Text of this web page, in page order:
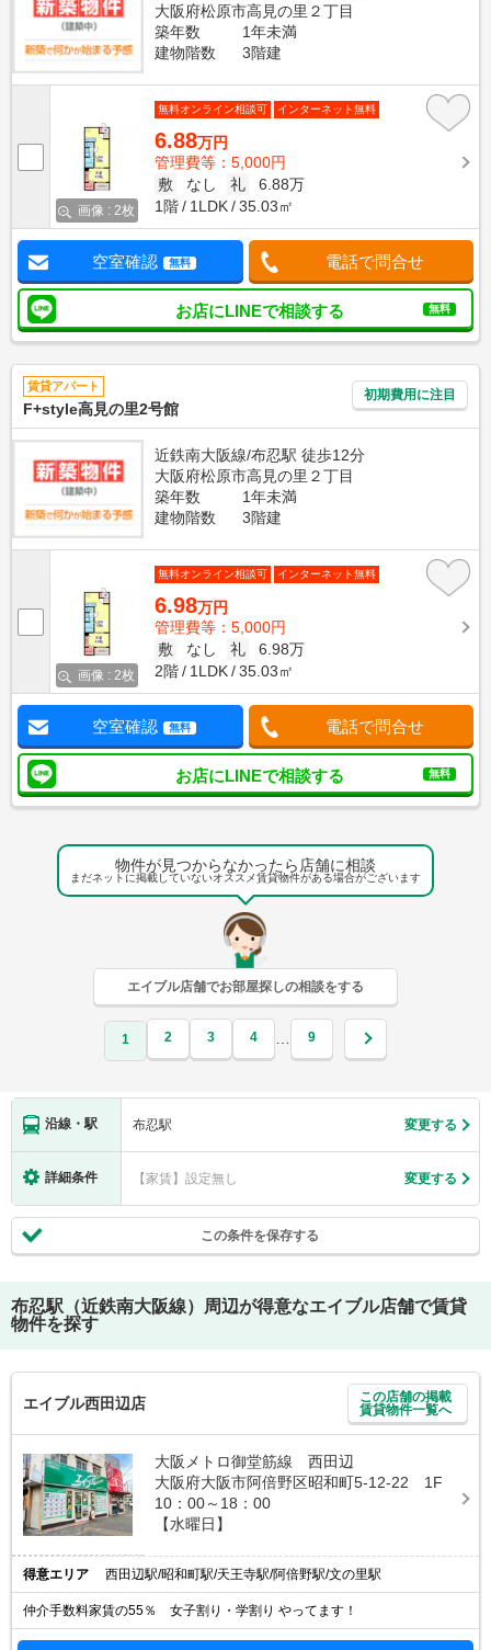
大阪府松原市高見の里２丁目
築年数
1年未満
建物階数
3階建
画像 : 2枚
無料オンライン相談可 インターネット無料
6.88万円
管理費等：5,000円
敷
なし 礼
6.88万
1階
1LDK 35.03㎡
空室確認 無料 電話で問合せ
お店にLINEで相談する 無料
賃貸アパート
F+style高見の里2号館
初期費用に注目
近鉄南大阪線/布忍駅 徒歩12分
大阪府松原市高見の里２丁目
築年数
1年未満
建物階数
3階建
画像 : 2枚
無料オンライン相談可 インターネット無料
6.98万円
管理費等：5,000円
敷
なし 礼
6.98万
2階
1LDK 35.03㎡
空室確認 無料 電話で問合せ
お店にLINEで相談する 無料
物件が見つからなかったら店舗に相談
まだネットに掲載していないオススメ賃貸物件がある場合がございます
エイブル店舗でお部屋探しの相談をする
1 2 3 4 … 9
沿線・駅 布忍駅 変更する
詳細条件 【家賃】設定無し 変更する
この条件を保存する
布忍駅（近鉄南大阪線）
周辺が得意なエイブル店舗で賃貸
物件を探す
エイブル西田辺店
この店舗の掲載
賃貸物件一覧へ
大阪メトロ御堂筋線 西田辺
大阪府大阪市阿倍野区昭和町5-12-22 1F
10：00～18：00
【水曜日】
得意エリア 西田辺駅/昭和町駅/天王寺駅/阿倍野駅/文の里駅
仲介手数料家賃の55％ 女子割り・学割り やってます！